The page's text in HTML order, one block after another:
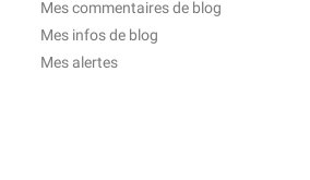
Mes commentaires de blog
Mes infos de blog
Mes alertes